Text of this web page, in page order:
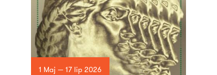
1 Maj — 17 lip 2026